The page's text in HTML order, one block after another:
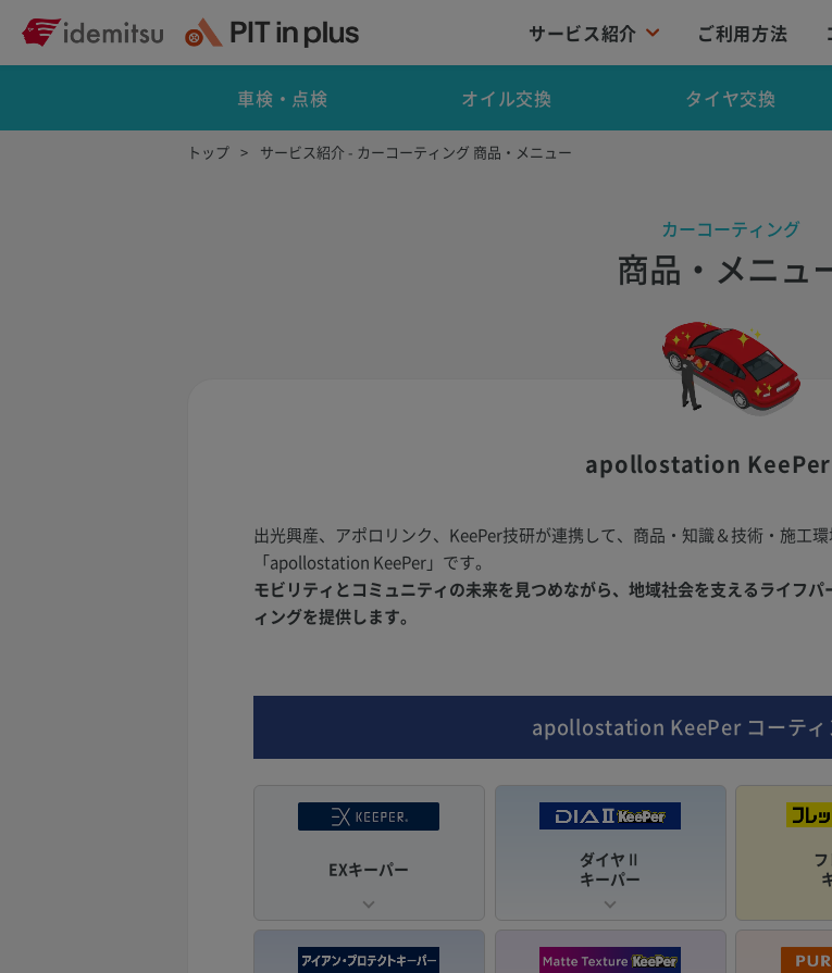
サービス紹介 ご利用方法
車検・点検 オイル交換 タイヤ交換
トップ サービス紹介 - カーコーティング 商品・メニュー
カーコーティング
商品・メニュ
apollostation KeePer
出光興産、アポロリンク、KeePer技研が連携して、商品・知識＆技術・施工
「apollostation KeePer」です。
モビリティとコミュニティの未来を見つめながら、地域社会を支えるライ
ィングを提供します。
apollostation KeePer コーテ
EXキーパー
ダイヤⅡ
キーパー